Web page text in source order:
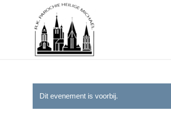
Dit evenement is voorbij.